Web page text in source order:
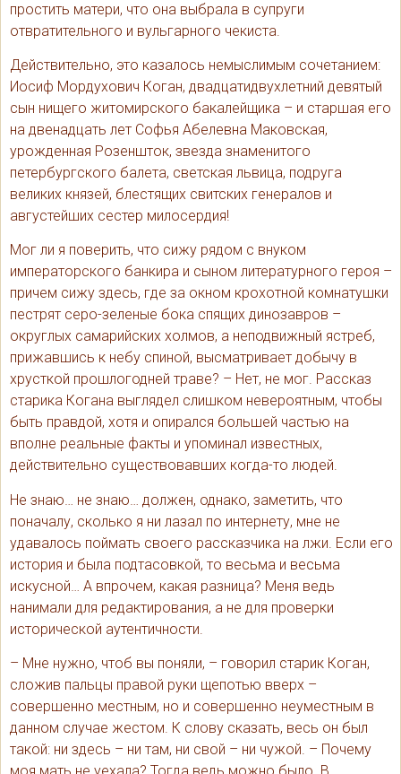
простить матери, что она выбрала в супруги
отвратительного и вульгарного чекиста.
Действительно, это казалось немыслимым сочетанием:
Иосиф Мордухович Коган, двадцатидвухлетний девятый
сын нищего житомирского бакалейщика – и старшая его
на двенадцать лет Софья Абелевна Маковская,
урожденная Розеншток, звезда знаменитого
петербургского балета, светская львица, подруга
великих князей, блестящих свитских генералов и
августейших сестер милосердия!
Мог ли я поверить, что сижу рядом с внуком
императорского банкира и сыном литературного героя –
причем сижу здесь, где за окном крохотной комнатушки
пестрят серо-зеленые бока спящих динозавров –
округлых самарийских холмов, а неподвижный ястреб,
прижавшись к небу спиной, высматривает добычу в
хрусткой прошлогодней траве? – Нет, не мог. Рассказ
старика Когана выглядел слишком невероятным, чтобы
быть правдой, хотя и опирался большей частью на
вполне реальные факты и упоминал известных,
действительно существовавших когда-то людей.
Не знаю… не знаю… должен, однако, заметить, что
поначалу, сколько я ни лазал по интернету, мне не
удавалось поймать своего рассказчика на лжи. Если его
история и была подтасовкой, то весьма и весьма
искусной… А впрочем, какая разница? Меня ведь
нанимали для редактирования, а не для проверки
исторической аутентичности.
– Мне нужно, чтоб вы поняли, – говорил старик Коган,
сложив пальцы правой руки щепотью вверх –
совершенно местным, но и совершенно неуместным в
данном случае жестом. К слову сказать, весь он был
такой: ни здесь – ни там, ни свой – ни чужой. – Почему